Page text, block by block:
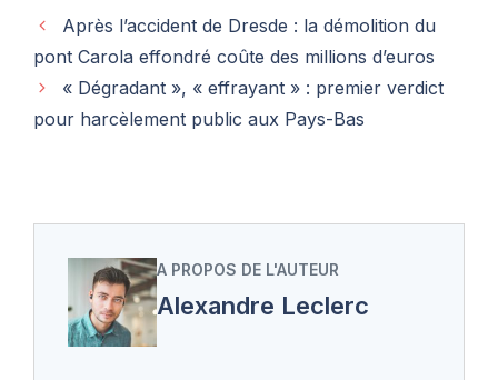
Après l’accident de Dresde : la démolition du
pont Carola effondré coûte des millions d’euros
« Dégradant », « effrayant » : premier verdict
pour harcèlement public aux Pays-Bas
A PROPOS DE L'AUTEUR
Alexandre Leclerc